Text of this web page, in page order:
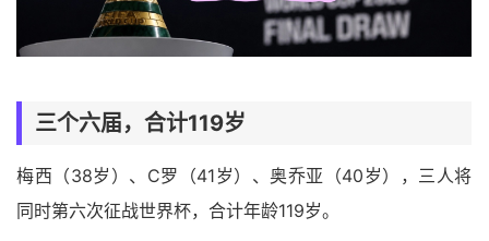
三个六届，合计119岁
梅西（38岁）、C罗（41岁）、奥乔亚（40岁），三人将
同时第六次征战世界杯，合计年龄119岁。